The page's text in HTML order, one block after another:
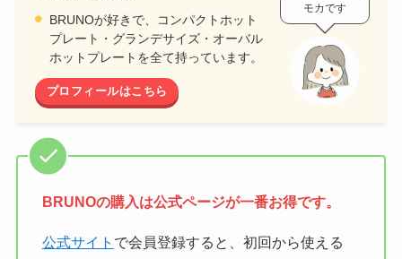
BRUNOが好きで、コンパクトホット
プレート・グランデサイズ・オーバル
ホットプレートを全て持っています。
プロフィールはこちら
モカです
BRUNOの購入は公式ページが一番お得です。
公式サイト で会員登録すると、初回から使える